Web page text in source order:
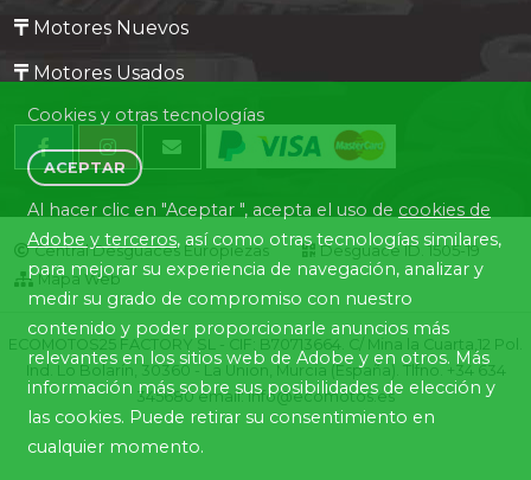
Motores Nuevos
Motores Usados
Central Desguaces Europiezas
Desguace ID. 1505-19
Mapa Web
ECOMOTOS25 FACTORY SL - CIF: B70713664. C/ Mina la Cuarta,12 Pol.
Ind. Lo Bolarín, 30360 - La Union, Murcia (España). Tlfno. +34 634
345680 email: info@ecomotos.es
Cookies y otras tecnologías
ACEPTAR
Al hacer clic en "Aceptar ", acepta el uso de cookies de
Adobe y terceros, así como otras tecnologías similares,
para mejorar su experiencia de navegación, analizar y
medir su grado de compromiso con nuestro
contenido y poder proporcionarle anuncios más
relevantes en los sitios web de Adobe y en otros. Más
información más sobre sus posibilidades de elección y
las cookies. Puede retirar su consentimiento en
cualquier momento.